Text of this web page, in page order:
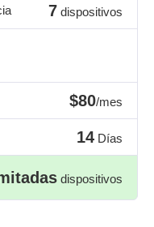
7 dispositivos
$80/mes
14 Días
dispositivos